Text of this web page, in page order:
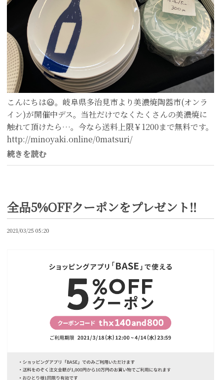
こんにちは😃。岐阜県多治見市より美濃焼陶器市(オンラ
イン)が開催中デス。当社だけでなくたくさんの美濃焼に
触れて頂けたら…。今なら送料上限￥1200まで無料です。
http://minoyaki.online/0matsuri/
続きを読む
全品5%OFFクーポンをプレゼント‼️
2021/03/25 05:20